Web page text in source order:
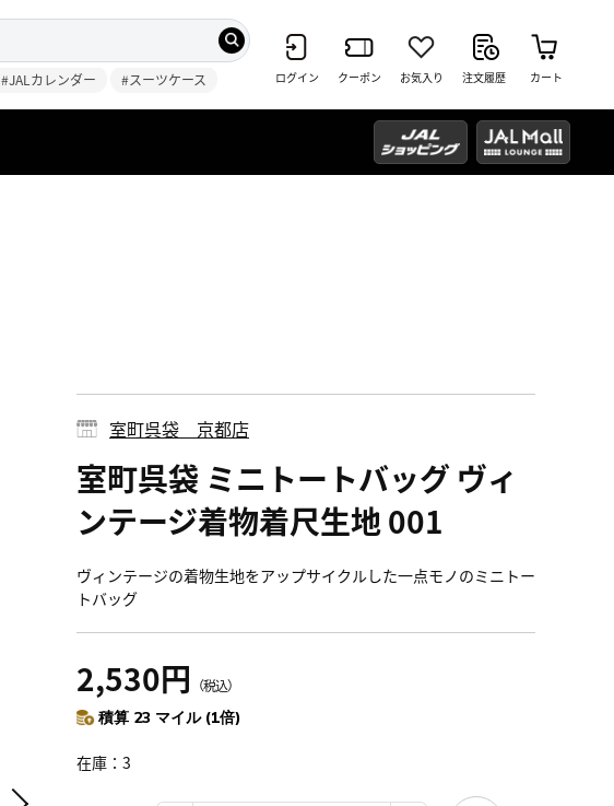
#JALカレンダー #スーツケース ログイン クーポン お気入り 注文履歴 カート
室町呉袋 京都店
室町呉袋 ミニトートバッグ ヴィ
ンテージ着物着尺生地 001
ヴィンテージの着物生地をアップサイクルした一点モノのミニトー
トバッグ
2,530円 （税込）
積算 23 マイル (1倍)
在庫 3